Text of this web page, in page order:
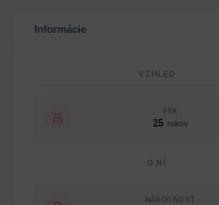
Informácie
VZHLED
VEK
25 rokov
O NÍ
NÁRODNOSŤ